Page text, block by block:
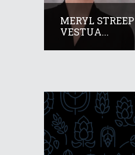
MERYL
VESTUA...